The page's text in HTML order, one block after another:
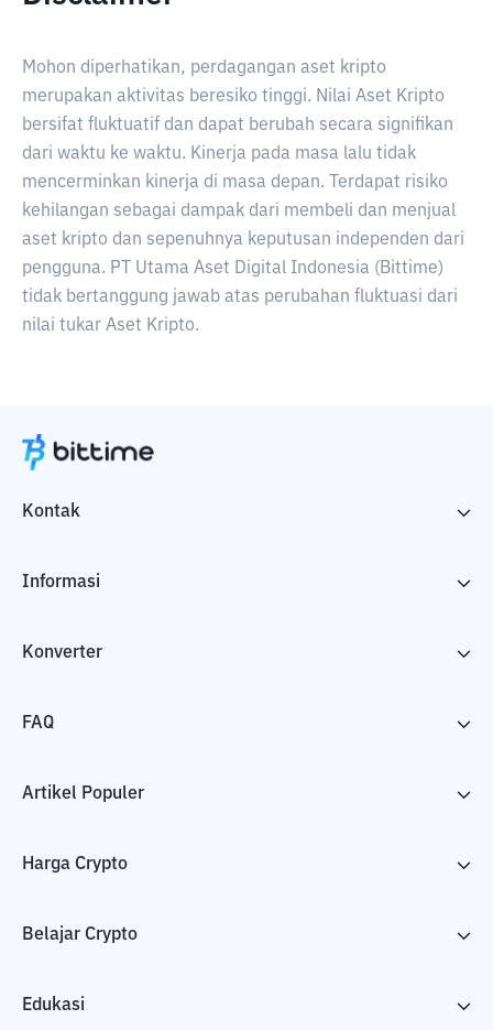
Mohon diperhatikan, perdagangan aset kripto
merupakan aktivitas beresiko tinggi. Nilai Aset Kripto
bersifat fluktuatif dan dapat berubah secara signifikan
dari waktu ke waktu. Kinerja pada masa lalu tidak
mencerminkan kinerja di masa depan. Terdapat risiko
kehilangan sebagai dampak dari membeli dan menjual
aset kripto dan sepenuhnya keputusan independen dari
pengguna. PT Utama Aset Digital Indonesia (Bittime)
tidak bertanggung jawab atas perubahan fluktuasi dari
nilai tukar Aset Kripto.
Kontak
Informasi
Konverter
FAQ
Artikel Populer
Harga Crypto
Belajar Crypto
Edukasi